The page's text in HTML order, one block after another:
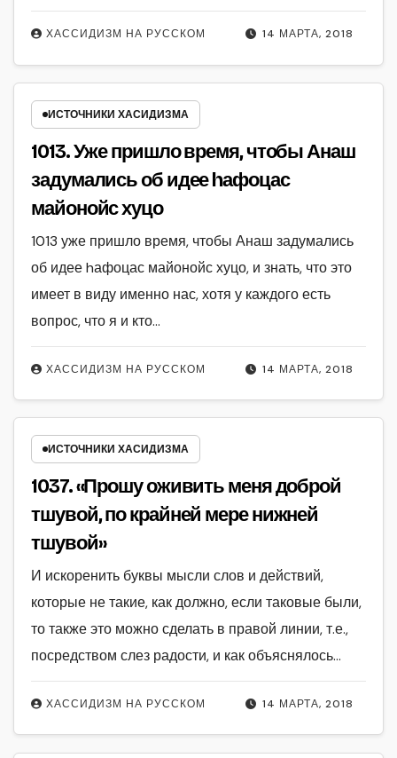
14 МАРТА, 2018
ХАССИДИЗМ НА РУССКОМ
ИСТОЧНИКИ ХАСИДИЗМА
1013. Уже пришло время, чтобы Анаш
задумались об идее hафоцас
майонойс хуцо
14 МАРТА, 2018
ХАССИДИЗМ НА РУССКОМ
1013 уже пришло время, чтобы Анаш задумались
об идее hафоцас майонойс хуцо, и знать, что это
имеет в виду именно нас, хотя у каждого есть
вопрос, что я и кто…
ИСТОЧНИКИ ХАСИДИЗМА
1037. «Прошу оживить меня доброй
тшувой, по крайней мере нижней
тшувой»
14 МАРТА, 2018
ХАССИДИЗМ НА РУССКОМ
И искоренить буквы мысли слов и действий,
которые не такие, как должно, если таковые были,
то также это можно сделать в правой линии, т.е.,
посредством слез радости, и как объяснялось…